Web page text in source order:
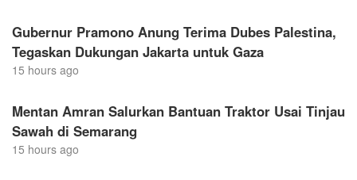
Gubernur Pramono Anung Terima Dubes Palestina,
Tegaskan Dukungan Jakarta untuk Gaza
15 hours ago
Mentan Amran Salurkan Bantuan Traktor Usai Tinjau
Sawah di Semarang
15 hours ago